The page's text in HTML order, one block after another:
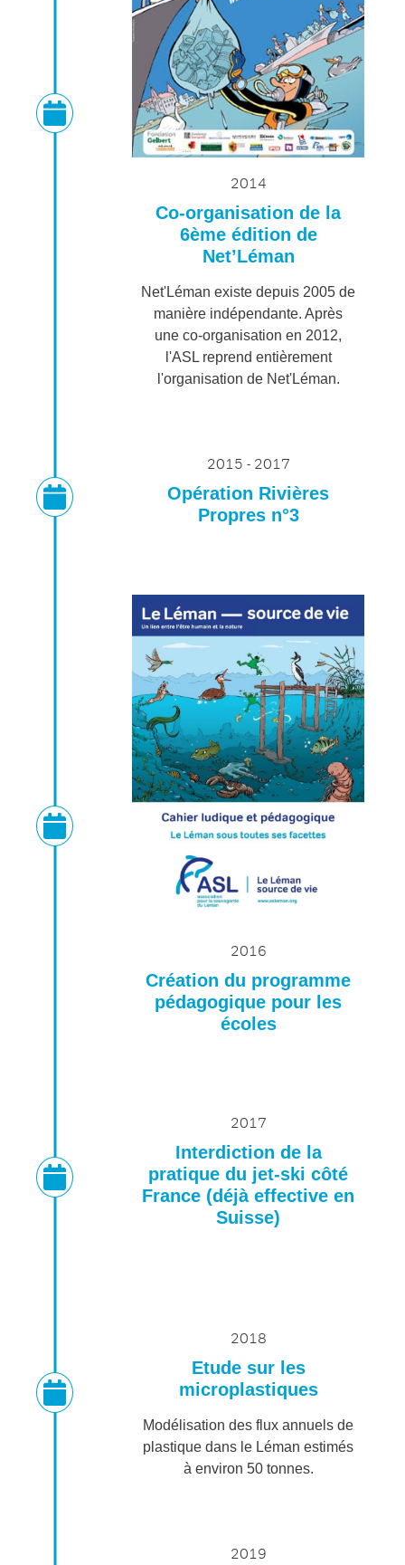
2014
Co-organisation de la
6ème édition de
Net’Léman
Net'Léman existe depuis 2005 de
manière indépendante. Après
une co-organisation en 2012,
l'ASL reprend entièrement
l'organisation de Net'Léman.
2015 - 2017
Opération Rivières
Propres n°3
2016
Création du programme
pédagogique pour les
écoles
2017
Interdiction de la
pratique du jet-ski côté
France (déjà effective en
Suisse)
2018
Etude sur les
microplastiques
Modélisation des flux annuels de
plastique dans le Léman estimés
à environ 50 tonnes.
2019